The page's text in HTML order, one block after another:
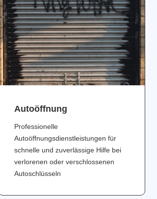
Аutoöffnung
Professionelle
Autoöffnungsdienstleistungen für
schnelle und zuverlässige Hilfe bei
verlorenen oder verschlossenen
Autoschlüsseln